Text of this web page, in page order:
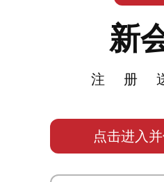
新
注册
点击进入